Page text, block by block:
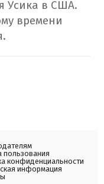
Усика в США.
времени
пользования
конфиденциальности
информация